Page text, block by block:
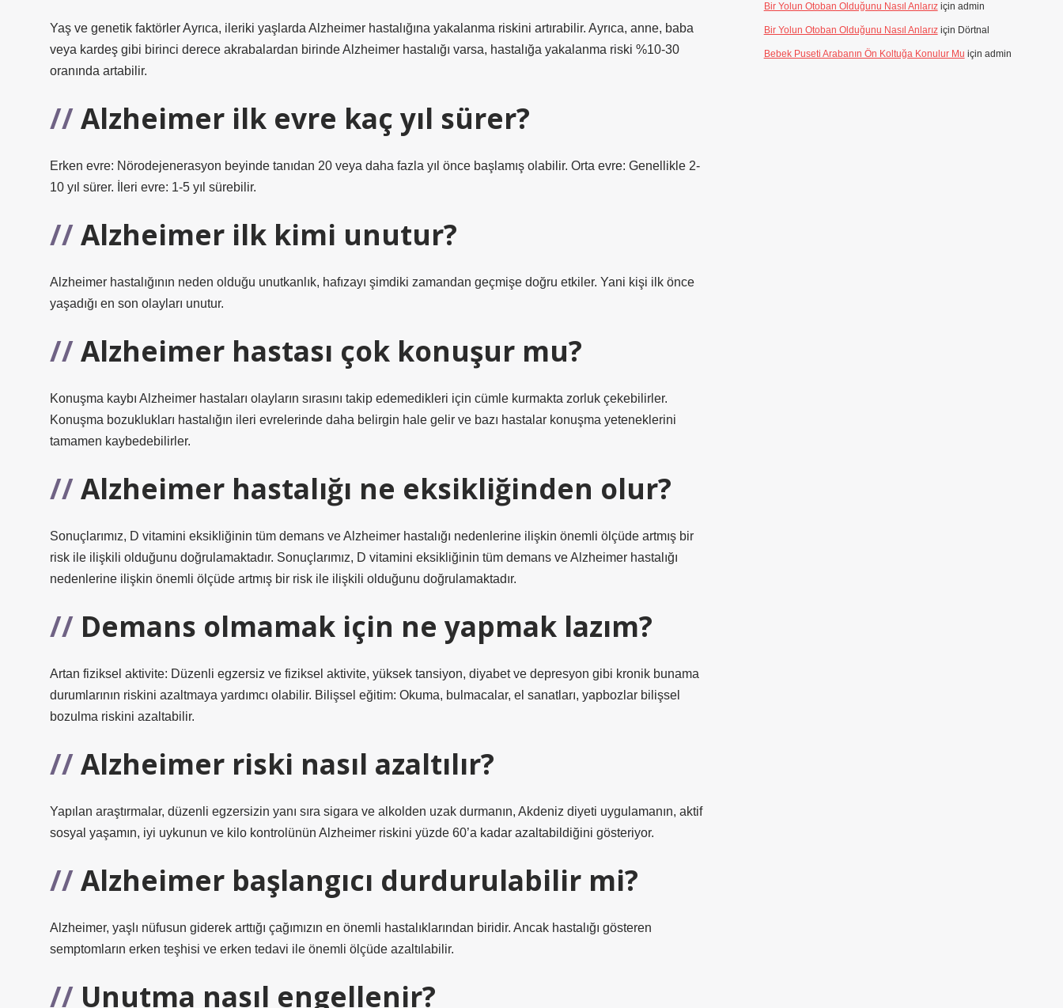
Yaş ve genetik faktörler Ayrıca, ileriki yaşlarda Alzheimer hastalığına yakalanma riskini artırabilir. Ayrıca, anne, baba
veya kardeş gibi birinci derece akrabalardan birinde Alzheimer hastalığı varsa, hastalığa yakalanma riski %10-30
oranında artabilir.
Alzheimer ilk evre kaç yıl sürer?
Erken evre: Nörodejenerasyon beyinde tanıdan 20 veya daha fazla yıl önce başlamış olabilir. Orta evre: Genellikle 2-
10 yıl sürer. İleri evre: 1-5 yıl sürebilir.
Alzheimer ilk kimi unutur?
Alzheimer hastalığının neden olduğu unutkanlık, hafızayı şimdiki zamandan geçmişe doğru etkiler. Yani kişi ilk önce
yaşadığı en son olayları unutur.
Alzheimer hastası çok konuşur mu?
Konuşma kaybı Alzheimer hastaları olayların sırasını takip edemedikleri için cümle kurmakta zorluk çekebilirler.
Konuşma bozuklukları hastalığın ileri evrelerinde daha belirgin hale gelir ve bazı hastalar konuşma yeteneklerini
tamamen kaybedebilirler.
Alzheimer hastalığı ne eksikliğinden olur?
Sonuçlarımız, D vitamini eksikliğinin tüm demans ve Alzheimer hastalığı nedenlerine ilişkin önemli ölçüde artmış bir
risk ile ilişkili olduğunu doğrulamaktadır. Sonuçlarımız, D vitamini eksikliğinin tüm demans ve Alzheimer hastalığı
nedenlerine ilişkin önemli ölçüde artmış bir risk ile ilişkili olduğunu doğrulamaktadır.
Demans olmamak için ne yapmak lazım?
Artan fiziksel aktivite: Düzenli egzersiz ve fiziksel aktivite, yüksek tansiyon, diyabet ve depresyon gibi kronik bunama
durumlarının riskini azaltmaya yardımcı olabilir. Bilişsel eğitim: Okuma, bulmacalar, el sanatları, yapbozlar bilişsel
bozulma riskini azaltabilir.
Alzheimer riski nasıl azaltılır?
Yapılan araştırmalar, düzenli egzersizin yanı sıra sigara ve alkolden uzak durmanın, Akdeniz diyeti uygulamanın, aktif
sosyal yaşamın, iyi uykunun ve kilo kontrolünün Alzheimer riskini yüzde 60’a kadar azaltabildiğini gösteriyor.
Alzheimer başlangıcı durdurulabilir mi?
Alzheimer, yaşlı nüfusun giderek arttığı çağımızın en önemli hastalıklarından biridir. Ancak hastalığı gösteren
semptomların erken teşhisi ve erken tedavi ile önemli ölçüde azaltılabilir.
Unutma nasıl engellenir?
Bir Yolun Otoban Olduğunu Nasıl Anlarıziçin admin
Bir Yolun Otoban Olduğunu Nasıl Anlarıziçin Dörtnal
Bebek Puseti Arabanın Ön Koltuğa Konulur Mu için admin